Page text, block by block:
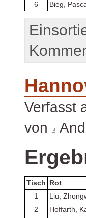
6
Bieg,
Verfasst
von
Tisch Rot
1
Liu,
2
Hoffarth,